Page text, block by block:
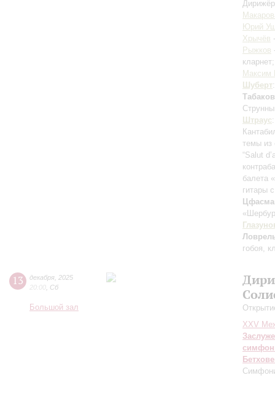
Юрий
Хрычёв
Рыжков
Максим
Шуберт
Штраус
темы
“Salut
балета
гитары
гобоя,
13 декабря 2025
20:00 Сб
Большой зал
XXV